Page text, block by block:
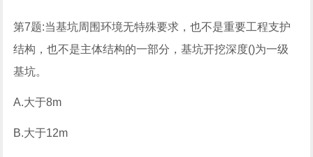
第7题:当基坑周围环境无特殊要求，也不是重要工程支护
结构，也不是主体结构的一部分，基坑开挖深度()为一级
基坑。
A.大于8m
B.大于12m